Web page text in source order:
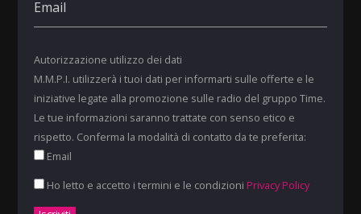
Autorizzazione utilizzo dei dati
M.M.P.I. utilizzerà i tuoi dati per informarti sulle offerte e le
iniziative legate alla promozione sulle radio del gruppo Time.
Le tue informazioni saranno trattate con senso etico e
rispetto. Conferma la modalità di contatto da te preferita:
Email
Ho letto e accetto i termini e le condizioni Privacy Policy